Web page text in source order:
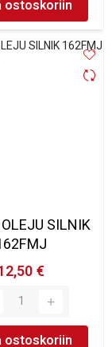
ostoskoriin
SILNIK
€
ostoskoriin